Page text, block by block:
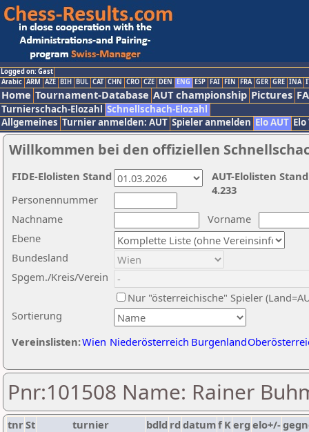
Logged on: Gast
Arabic ARM AZE BIH BUL CAT CHN CRO CZE DEN ENG ESP FAI FIN FRA GER GRE INA
Home Tournament-Database AUT championship Pictures
Turnierschach-Elozahl Schnellschach-Elozahl
Allgemeines Turnier anmelden: AUT Spieler anmelden Elo AUT
Willkommen bei den offiziellen
Nachname
Vorname
Ebene
Sortierung
Personennummer
Bundesland
Spgem./Kreis/Verein
Nur "österreichische" Spieler
Vereinslisten:Wien Niederösterreich Burgenland
AUT-Elolisten
4.233
FIDE-Elolisten Stand
Pnr:101508 Name: Rainer
tnrSt turnier bdld rd datumf Kerg elo+/-